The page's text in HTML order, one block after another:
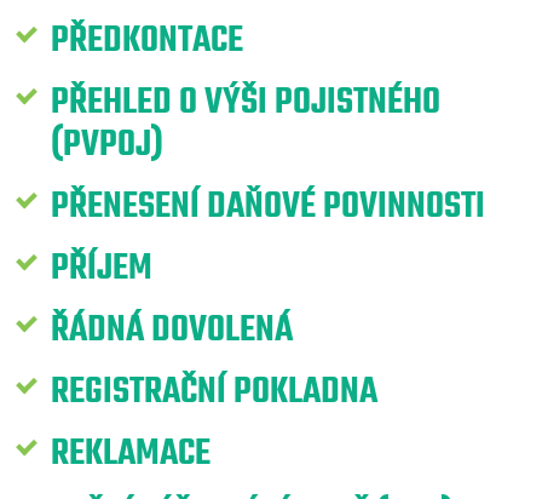
PŘEDKONTACE
PŘEHLED O VÝŠI POJISTNÉHO
(PVPOJ)
PŘENESENÍ DAŇOVÉ POVINNOSTI
PŘÍJEM
ŘÁDNÁ DOVOLENÁ
REGISTRAČNÍ POKLADNA
REKLAMACE